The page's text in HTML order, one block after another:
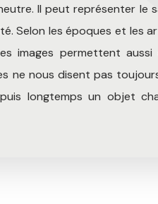
Il peut représenter le
Selon les époques et les
images permettent aussi
ne nous disent pas
longtemps un objet